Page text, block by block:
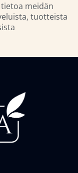
meidän
tuotteista